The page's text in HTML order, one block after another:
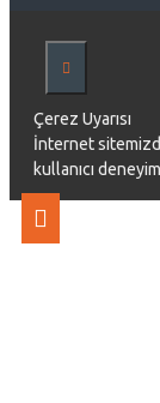
Çerez Uyarısı
İnternet
kullanıcı